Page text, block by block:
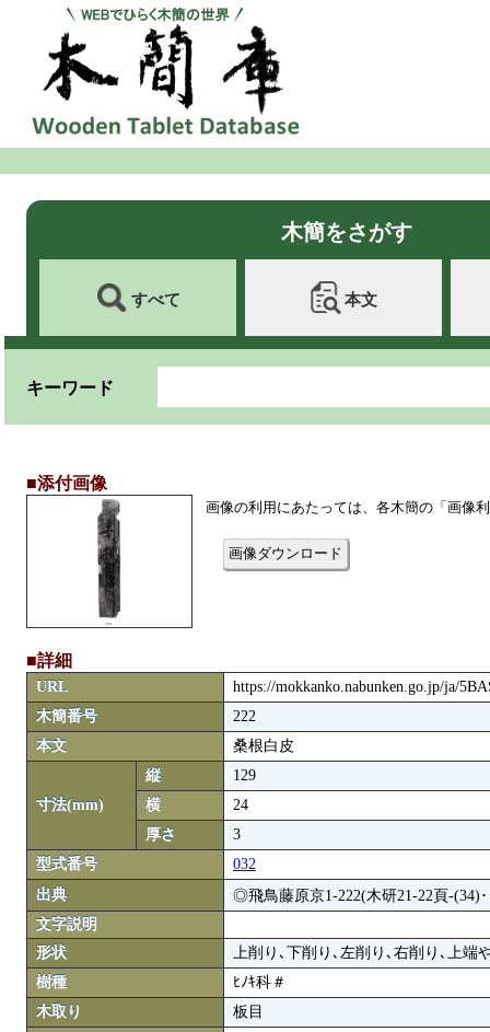
木簡をさがす
すべて 本文
キーワード
■添付画像
画像の利用にあたっては、各木簡の「画像
画像ダウンロード
■詳細
URL
https://mokkanko.nabunken.go.jp/ja/
木簡番号
222
本文
桑根白皮
寸法(mm)
縦
129
横
24
厚さ
3
型式番号
032
出典
◎飛鳥藤原京1-222(木研21-22頁-(34)･
文字説明
形状
上削り､下削り､左削り､右削り､上端
樹種
ﾋﾉｷ科＃
木取り
板目